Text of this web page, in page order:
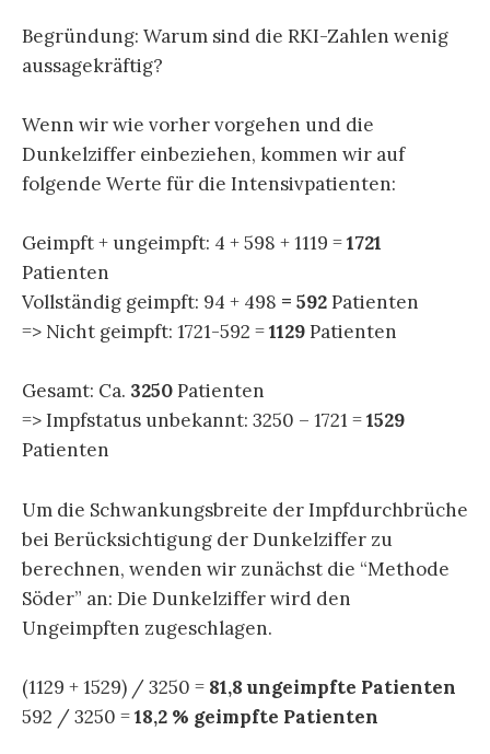
Begründung: Warum sind die RKI-Zahlen wenig
aussagekräftig?
Wenn wir wie vorher vorgehen und die
Dunkelziffer einbeziehen, kommen wir auf
folgende Werte für die Intensivpatienten:
Geimpft + ungeimpft: 4 + 598 + 1119 =1721
Patienten
Vollständig geimpft: 94 + 498 = 592Patienten
=> Nicht geimpft: 1721-592 =1129Patienten
Gesamt: Ca. 3250Patienten
=> Impfstatus unbekannt: 3250 – 1721 =1529
Patienten
Um die Schwankungsbreite der Impfdurchbrüche
bei Berücksichtigung der Dunkelziffer zu
berechnen, wenden wir zunächst die “Methode
Söder” an: Die Dunkelziffer wird den
Ungeimpften zugeschlagen.
(1129 + 1529) / 3250 = 81,8 ungeimpfte Patienten
592 / 3250 =18,2 % geimpfte Patienten